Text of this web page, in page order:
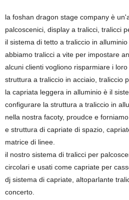
la foshan dragon stage company è
palcoscenici, display a tralicci, tralicci
il sistema di tetto a traliccio in
abbiamo tralicci a vite per impostare
alcuni clienti vogliono risparmiare i
struttura a traliccio in acciaio, traliccio
la capriata leggera in alluminio è il
configurare la struttura a traliccio in
nella nostra facoty, proudce e
e struttura di capriate di spazio,
matrice di linee.
il nostro sistema di tralicci per
circolari e usati come capriate per
dj sistema di capriate, altoparlante
concerto.